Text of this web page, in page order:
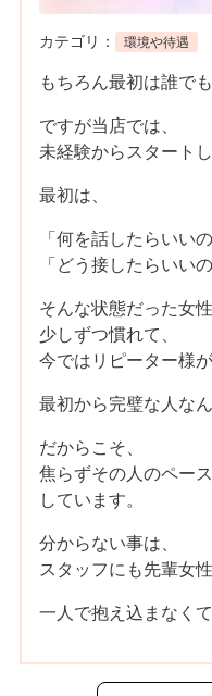
カテゴリ： 環境や待遇
もちろん最初は誰で
ですが当店では、
未経験からスタート
最初は、
「何を話したらいいの
「どう接したらいいの
そんな状態だった女性
少しずつ慣れて、
今ではリピーター様
最初から完璧な人な
だからこそ、
焦らずその人のペー
しています。
分からない事は、
スタッフにも先輩女
一人で抱え込まなく